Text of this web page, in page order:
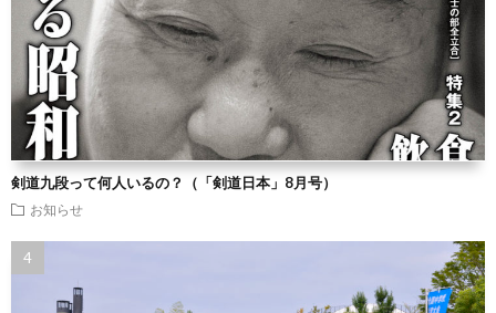
剣道九段って何人いるの？（「剣道日本」8月号）
お知らせ